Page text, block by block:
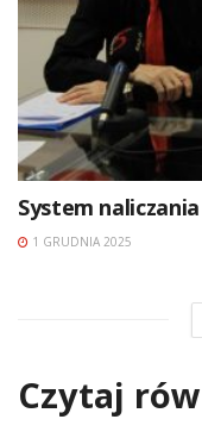
System
1 GRUDNIA 2025
Czytaj